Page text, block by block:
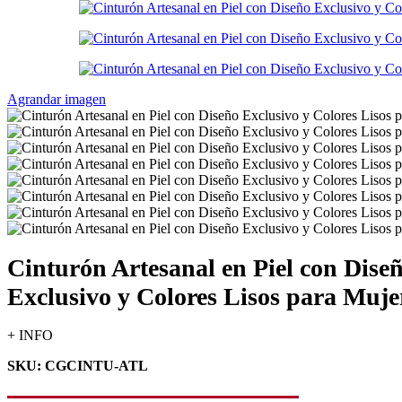
Agrandar imagen
Cinturón Artesanal en Piel con
Exclusivo y Colores Lisos para
+ INFO
SKU: CGCINTU-ATL